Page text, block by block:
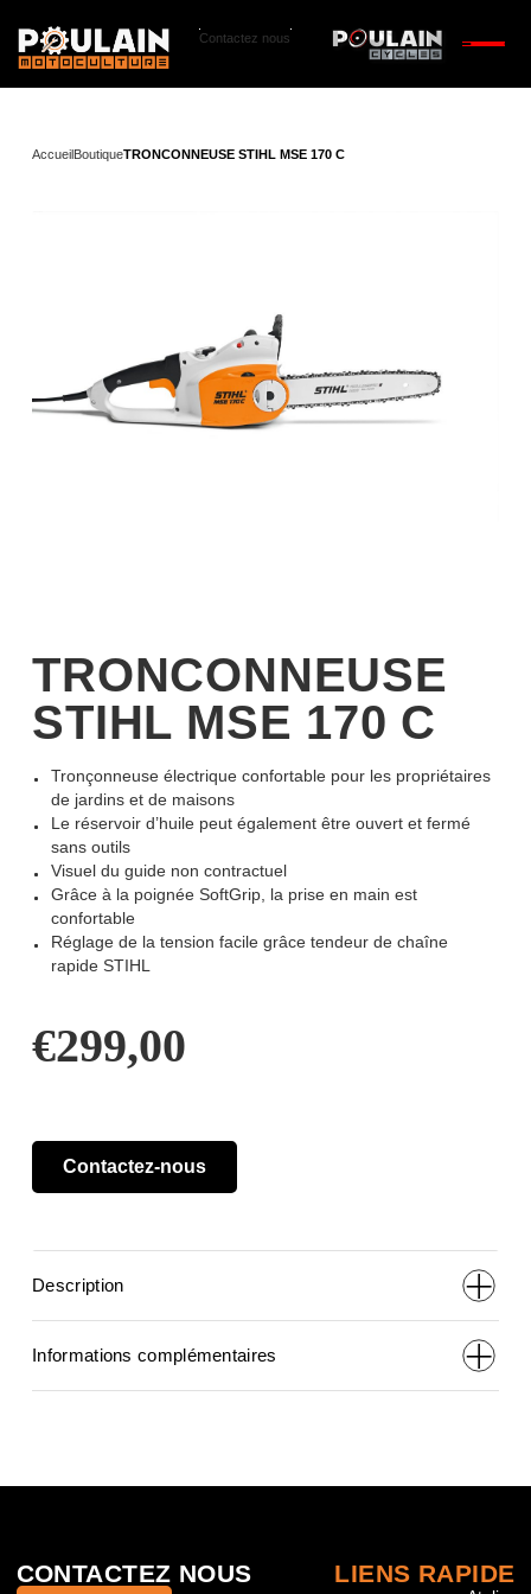
Contactez nous
AccueilBoutiqueTRONCONNEUSE STIHL MSE 170 C
TRONCONNEUSE
STIHL MSE 170 C
Tronçonneuse électrique confortable pour les propriétaires
de jardins et de maisons
Le réservoir d’huile peut également être ouvert et fermé
sans outils
Visuel du guide non contractuel
Grâce à la poignée SoftGrip, la prise en main est
confortable
Réglage de la tension facile grâce tendeur de chaîne
rapide STIHL
€299,00
Contactez-nous
Description
Informations complémentaires
CONTACTEZ NOUS LIENS RAPIDE